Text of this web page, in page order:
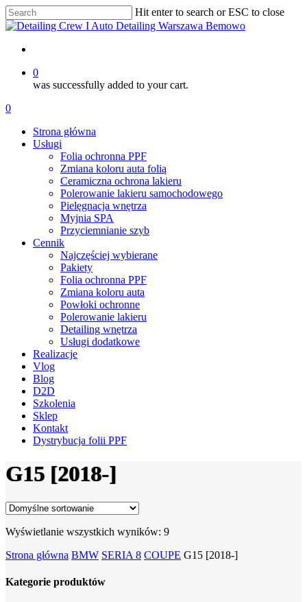
Skip
to
content
Hit enter to search or ESC to close
Close
0
was successfully added to your cart.
Menu
account
0
Strona główna
Usługi
Folia ochronna PPF
Zmiana koloru auta folią
Ceramiczna ochrona lakieru
Polerowanie lakieru samochodowego
Pielęgnacja wnętrza
Myjnia SPA
Przyciemnianie szyb
Cennik
Najczęściej wybierane
Pakiety
Folia ochronna PPF
Zmiana koloru auta
Powłoki ochronne
Polerowanie lakieru
Detailing wnętrza
Usługi dodatkowe
Realizacje
Vlog
Blog
D2D
Szkolenia
Sklep
Kontakt
Dystrybucja folii PPF
G15 [2018-]
Wyświetlanie wszystkich wyników: 9
Strona główna BMW SERIA 8 COUPE G15 [2018-]
Kategorie produktów